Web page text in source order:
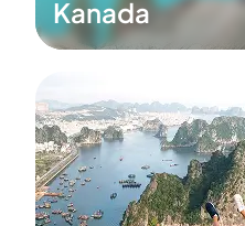
Kanada